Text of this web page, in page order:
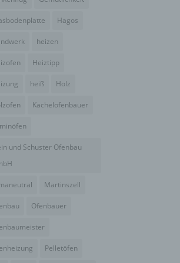
Hagos
heizen
Heiztipp
heiß Holz
Kachelofenbauer
und Schuster Ofenbau
Martinszell
Ofenbauer
Pelletöfen